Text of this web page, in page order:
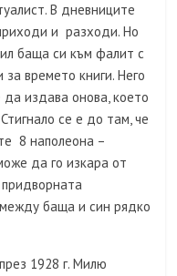
В дневниците
и разходи. Но
баща си към фалит с
времето книги. Него
издава онова, което
се е до там, че
8 наполеона –
да го изкара от
между баща и син рядко
1928 г. Милю